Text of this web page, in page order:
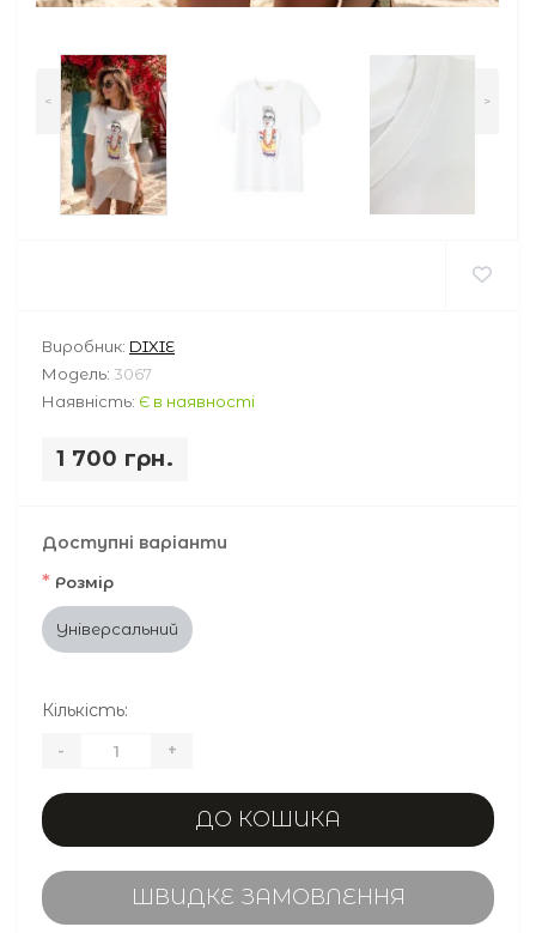
< >
Виробник: DIXIE
Модель: 3067
Наявність: Є в наявності
1 700 грн.
Доступні варіанти
* Розмір
Універсальний
Кількість:
- +
ДО КОШИКА
ШВИДКЕ ЗАМОВЛЕННЯ